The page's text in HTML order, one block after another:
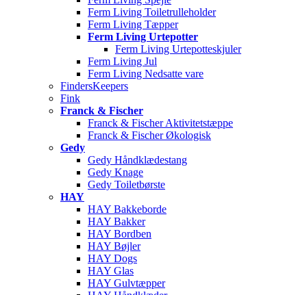
Ferm Living Toiletrulleholder
Ferm Living Tæpper
Ferm Living Urtepotter
Ferm Living Urtepotteskjuler
Ferm Living Jul
Ferm Living Nedsatte vare
FindersKeepers
Fink
Franck & Fischer
Franck & Fischer Aktivitetstæppe
Franck & Fischer Økologisk
Gedy
Gedy Håndklædestang
Gedy Knage
Gedy Toiletbørste
HAY
HAY Bakkeborde
HAY Bakker
HAY Bordben
HAY Bøjler
HAY Dogs
HAY Glas
HAY Gulvtæpper